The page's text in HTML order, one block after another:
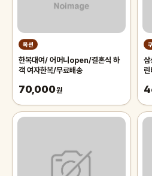
옥션
한복대여/ 어머니open/결혼식 하
객 여자한복/무료배송
70,000원